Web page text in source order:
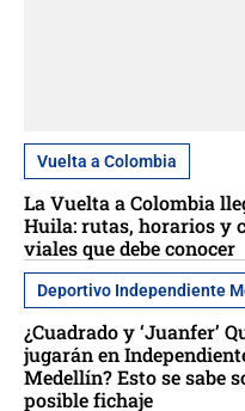
Vuelta a Colombia
La Vuelta a Colombia
Huila: rutas, horarios y
viales que debe conocer
Deportivo Independiente
¿Cuadrado y ‘Juanfer’
jugarán en
Medellín? Esto se sabe
posible fichaje